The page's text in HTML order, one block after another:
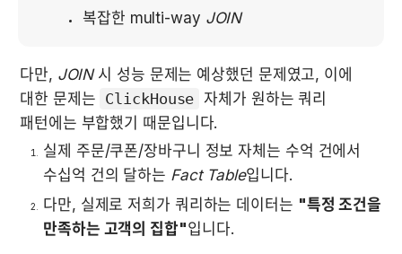
복잡한 multi-way JOIN
다만, JOIN 시 성능 문제는 예상했던 문제였고, 이에
대한 문제는 ClickHouse 자체가 원하는 쿼리
패턴에는 부합했기 때문입니다.
실제 주문/쿠폰/장바구니 정보 자체는 수억 건에서
수십억 건의 달하는 Fact Table입니다.
다만, 실제로 저희가 쿼리하는 데이터는 "특정 조건을
만족하는 고객의 집합"입니다.